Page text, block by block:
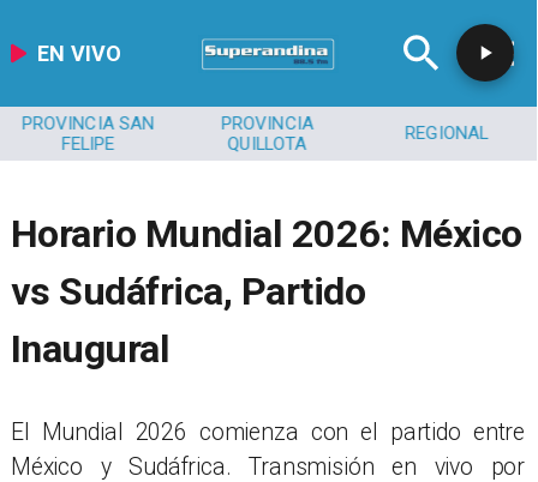
EN VIVO
PROVINCIA SAN
FELIPE
PROVINCIA
QUILLOTA
REGIONAL
Horario Mundial 2026: México
vs Sudáfrica, Partido
Inaugural
El Mundial 2026 comienza con el partido entre
México y Sudáfrica. Transmisión en vivo por